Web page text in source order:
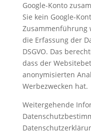
Google-Konto
Sie kein Google-
Zusammenführung
die Erfassung der
DSGVO. Das
dass der
anonymisierten
Werbezwecken hat.
Weitergehende